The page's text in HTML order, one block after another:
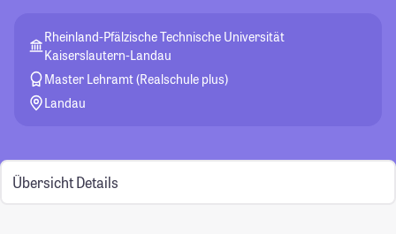
Rheinland-Pfälzische Technische Universität
Kaiserslautern-Landau
Master Lehramt (Realschule plus)
Landau
Übersicht Details